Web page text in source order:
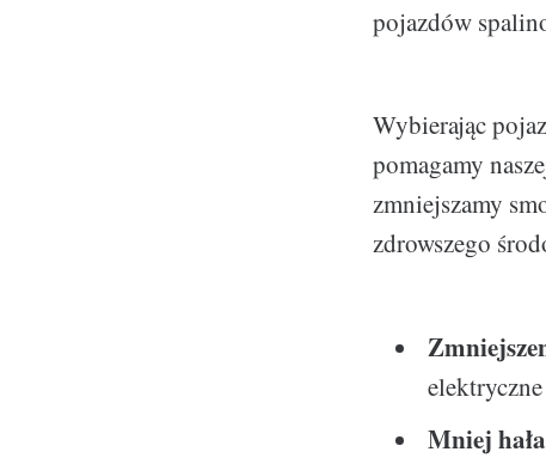
pojazdów
Wybierając
pomagamy
zmniejszamy
zdrowszego
Mniej